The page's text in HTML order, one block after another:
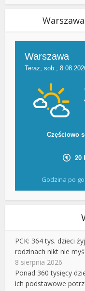
Godzina po
PCK: 364 tys. dzieci
rodzinach nikt nie
8 sierpnia 2026
Ponad 360 tysięcy
ich podstawowe